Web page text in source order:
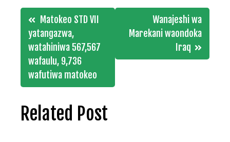
Post
navigation
Matokeo STD VII
yatangazwa,
watahiniwa 567,567
wafaulu, 9,736
wafutiwa matokeo
Wanajeshi wa
Marekani waondoka
Iraq
Related Post